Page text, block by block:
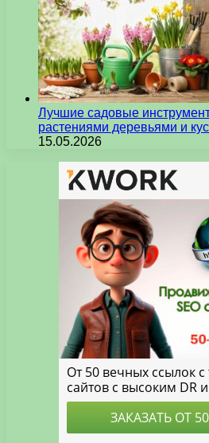
Лучшие садовые
растениями деревьями и
15.05.2026